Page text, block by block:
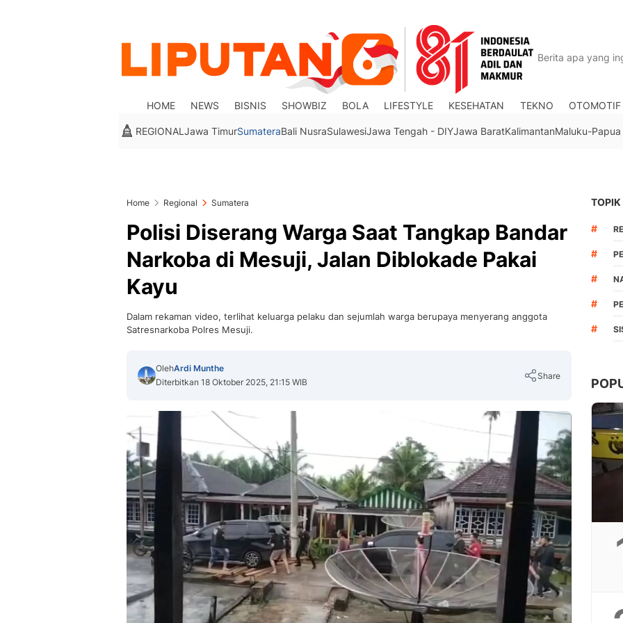
HOME NEWS BISNIS SHOWBIZ BOLA LIFESTYLE KESEHATAN TEKNO OTOMOTIF
REGIONAL Jawa TimurSumateraBali NusraSulawesiJawa Tengah - DIYJawa BaratKalimantanMaluku-Papua
Home Regional Sumatera
Polisi Diserang Warga Saat Tangkap Bandar
Narkoba di Mesuji, Jalan Diblokade Pakai
Kayu
Dalam rekaman video, terlihat keluarga pelaku dan sejumlah warga berupaya menyerang anggota
Satresnarkoba Polres Mesuji.
OlehArdi Munthe
Diterbitkan 18 Oktober 2025, 21:15 WIB
Share
Copy Link
TOPIK
#
#
#
#
#